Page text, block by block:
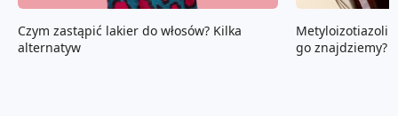
Czym zastąpić lakier do włosów? Kilka
alternatyw
go znajdziemy?